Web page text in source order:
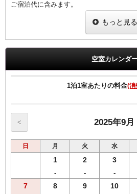
ご宿泊代に含みます。
コンビニエンスストアー・レストラン・
領収書は、宿泊代として一括表記されま
飛騨の郷土料理を豊富に盛り込んだ和定
なります）
【館内のご案内】
・全室Ｗi－Ｆi無料接続＆加湿空気清浄機
もっと見る
空室カレンダ
1泊1室あたりの料金(消
< 2025年9月
日 月 火 水
1
-
2
-
3
-
7 8 9 10